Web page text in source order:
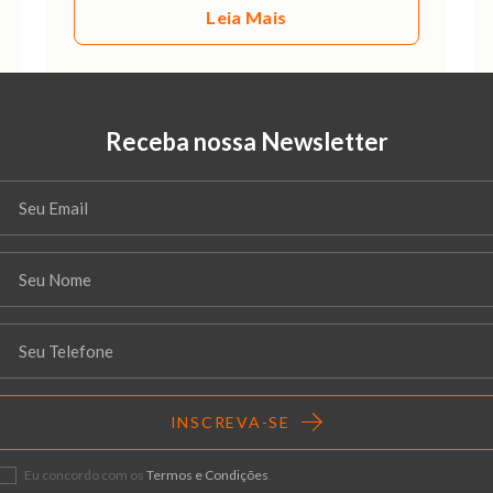
Leia Mais
Receba nossa Newsletter
INSCREVA-SE
Eu concordo com os Termos e Condições